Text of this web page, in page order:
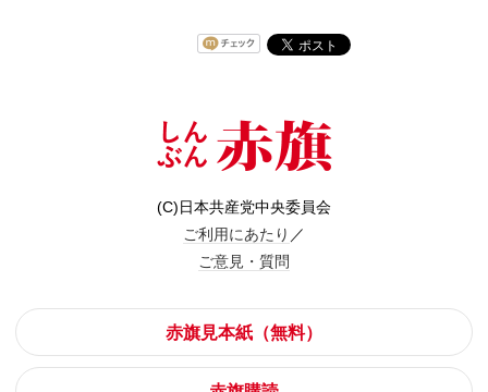
(C)日本共産党中央委員会
ご利用にあたり ／
ご意見・質問
赤旗見本紙（無料）